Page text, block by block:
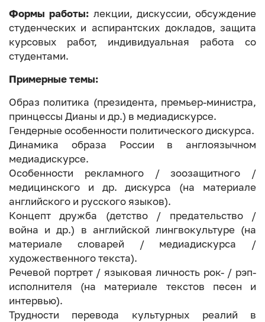
Формы работы: лекции, дискуссии, обсуждение
студенческих и аспирантских докладов, защита
курсовых работ, индивидуальная работа со
студентами.
Примерные темы:
Образ политика (президента, премьер-министра,
принцессы Дианы и др.) в медиадискурсе.
Гендерные особенности политического дискурса.
Динамика образа России в англоязычном
медиадискурсе.
Особенности рекламного / зоозащитного /
медицинского и др. дискурса (на материале
английского и русского языков).
Концепт дружба (детство / предательство /
война и др.) в английской лингвокультуре (на
материале словарей / медиадискурса /
художественного текста).
Речевой портрет / языковая личность рок- / рэп-
исполнителя (на материале текстов песен и
интервью).
Трудности перевода культурных реалий в